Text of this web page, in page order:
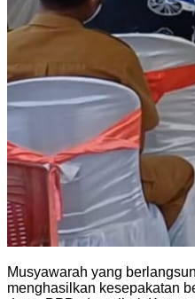
Musyawarah yang
menghasilkan kesepakatan